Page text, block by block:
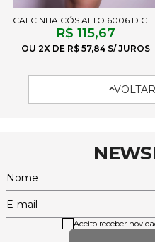
CALCINHA CÓS ALTO 6006 D CHOCOLATE
R$ 115,67
2X R$ 57,84
NEWS
Nome
E-mail
Aceito receber